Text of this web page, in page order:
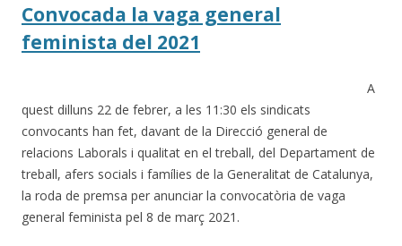
Convocada la vaga general
feminista del 2021
A
quest dilluns 22 de febrer, a les 11:30 els sindicats
convocants han fet, davant de la Direcció general de
relacions Laborals i qualitat en el treball, del Departament de
treball, afers socials i famílies de la Generalitat de Catalunya,
la roda de premsa per anunciar la convocatòria de vaga
general feminista pel 8 de març 2021.